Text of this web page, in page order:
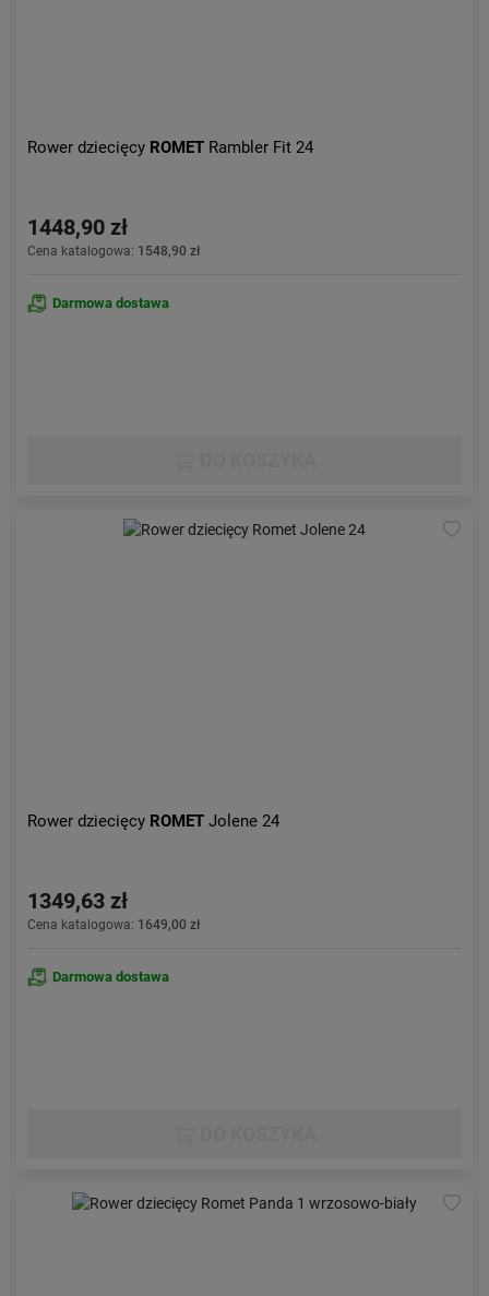
Rower dziecięcy ROMET Rambler Fit 24
1448,90 zł
Cena katalogowa: 1548,90 zł
Darmowa dostawa
Rower dziecięcy ROMET Jolene 24
1349,63 zł
Cena katalogowa: 1649,00 zł
Darmowa dostawa